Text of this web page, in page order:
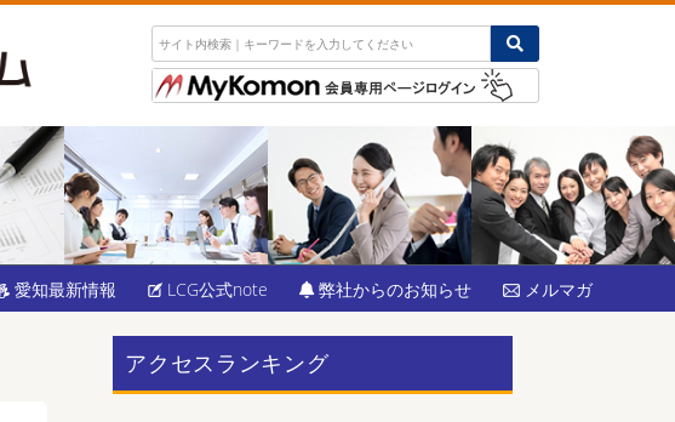
愛知最新情報 LCG公式note 弊社からのお知らせ メルマガ
アクセスランキング